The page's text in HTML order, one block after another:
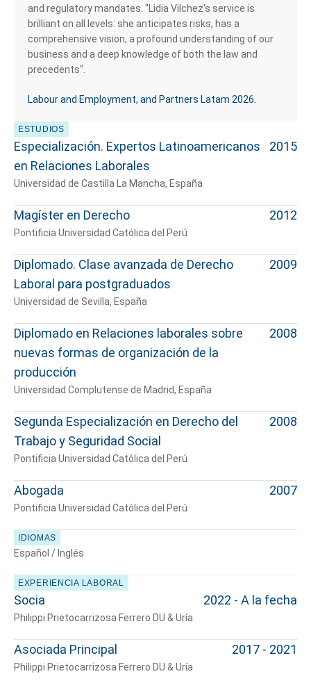
and regulatory mandates. "Lidia Vilchez's service is
brilliant on all levels: she anticipates risks, has a
comprehensive vision, a profound understanding of our
business and a deep knowledge of both the law and
precedents".
Labour and Employment, and Partners Latam 2026.​
ESTUDIOS
Especialización. Expertos Latinoamericanos
en Relaciones Laborales
Universidad de Castilla La Mancha, España
2015
Magíster en Derecho
Pontificia Universidad Católica del Perú
2012
Diplomado. Clase avanzada de Derecho
Laboral para postgraduados
Universidad de Sevilla, España
2009
Diplomado en Relaciones laborales sobre
nuevas formas de organización de la
producción
Universidad Complutense de Madrid, España
2008
Segunda Especialización en Derecho del
Trabajo y Seguridad Social
Pontificia Universidad Católica del Perú
2008
Abogada
Pontificia Universidad Católica del Perú
2007
IDIOMAS
Español / Inglés
EXPERIENCIA LABORAL
Socia
Philippi Prietocarrizosa Ferrero DU & Uría
2022 - A la fecha
Asociada Principal
Philippi Prietocarrizosa Ferrero DU & Uría
2017 - 2021